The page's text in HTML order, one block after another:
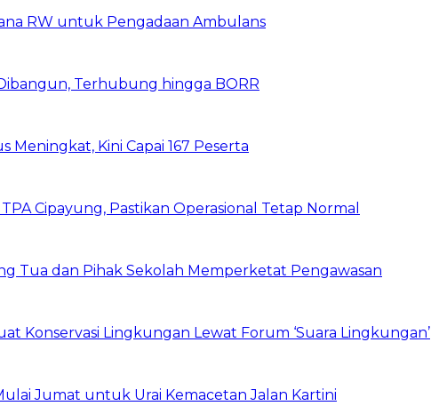
RW untuk Pengadaan Ambulans
Terhubung hingga BORR
Meningkat, Kini Capai 167 Peserta
Cipayung, Pastikan Operasional Tetap Normal
Tua dan Pihak Sekolah Memperketat Pengawasan
Konservasi Lingkungan Lewat Forum ‘Suara Lingkungan’
Jumat untuk Urai Kemacetan Jalan Kartini